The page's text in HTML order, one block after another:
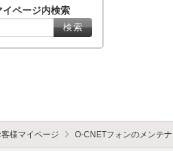
イページ内検索
客様マイページ O-CNETフォンのメンテ